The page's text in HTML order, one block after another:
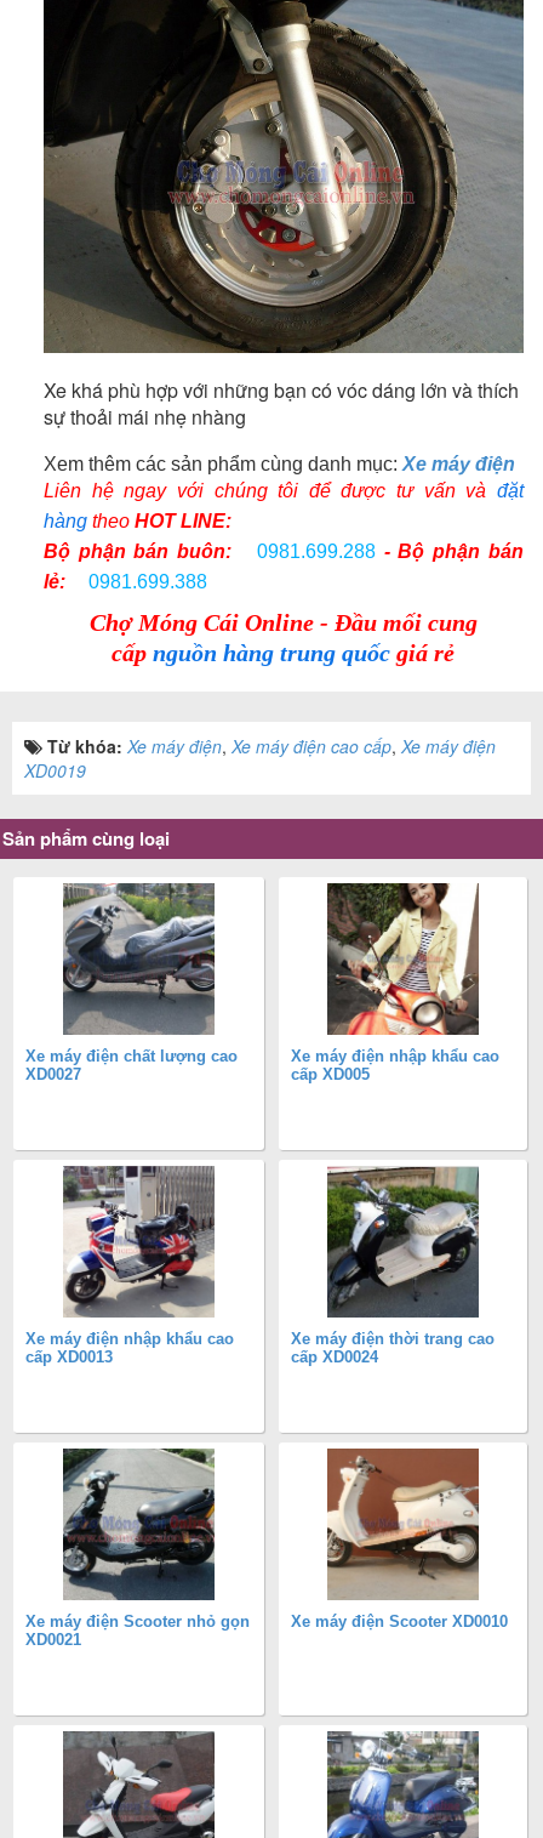
Xe khá phù hợp với những bạn có vóc dáng lớn và thích
sự thoải mái nhẹ nhàng
Xem thêm các sản phẩm cùng danh mục:Xe máy điện
Liên hệ ngay với chúng tôi để được tư vấn và đặt
hàng theoHOT LINE:
Bộ phận bán buôn:
0981.699.288 - Bộ phận bán
lẻ:
0981.699.388
Chợ Móng Cái Online - Đầu mối cung
cấpnguồn hàng trung quốc giá rẻ
Từ khóa: Xe máy điện, Xe máy điện cao cấp, Xe máy điện
XD0019
Sản phẩm cùng loại
Xe máy điện chất lượng cao
XD0027
Xe máy điện nhập khẩu cao
cấp XD005
Xe máy điện nhập khẩu cao
cấp XD0013
Xe máy điện thời trang cao
cấp XD0024
Xe máy điện Scooter nhỏ gọn
XD0021
Xe máy điện Scooter XD0010